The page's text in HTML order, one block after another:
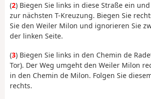
(2) Biegen Sie links in diese Straße ein
zur nächsten T-Kreuzung. Biegen Sie
Sie den Weiler Milon und ignorieren Sie
der linken Seite.
(3) Biegen Sie links in den Chemin de
Tor). Der Weg umgeht den Weiler Milon
in den Chemin de Milon. Folgen Sie
rechts.